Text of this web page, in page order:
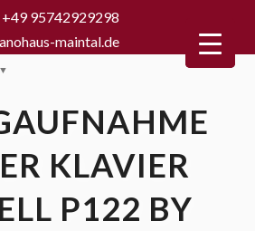
+49 95742929298
maintal.de
▼
KLAVIER
P122 BY